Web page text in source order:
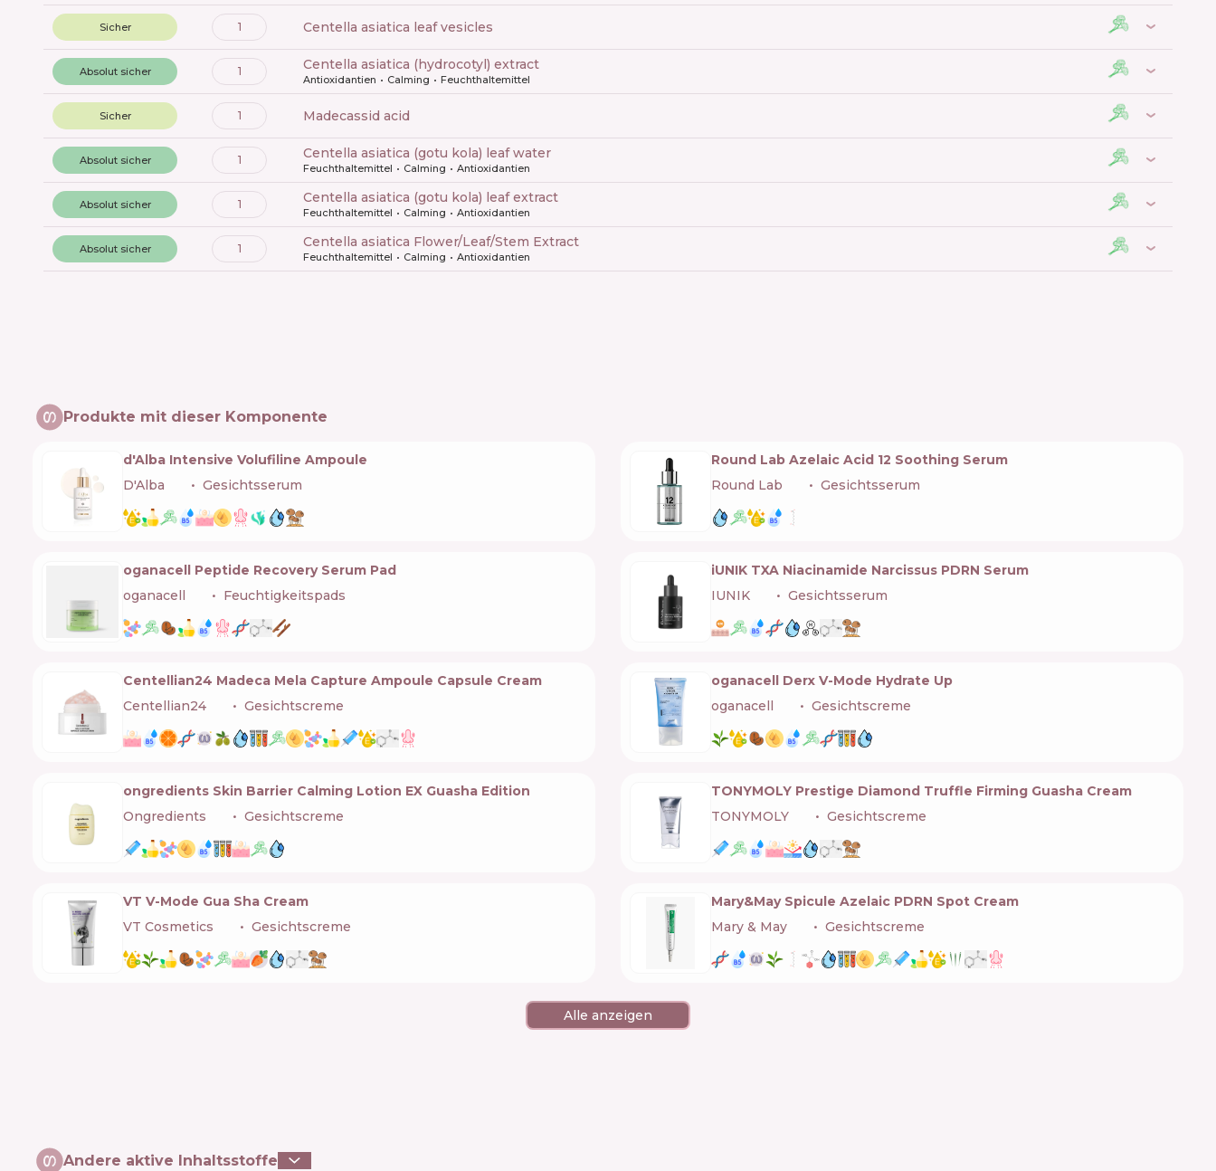
Sicher 1 centella asiatica leaf vesicles
Absolut sicher 1 centella asiatica (hydrocotyl) extract
Antioxidantien Calming Feuchthaltemittel
Sicher 1 madecassid acid
Absolut sicher 1 centella asiatica (gotu kola) leaf water
Feuchthaltemittel Calming Antioxidantien
Absolut sicher 1 centella asiatica (gotu kola) leaf extract
Feuchthaltemittel Calming Antioxidantien
Absolut sicher 1 centella asiatica Flower/​Leaf/​Stem Extract
Feuchthaltemittel Calming Antioxidantien
Produkte mit dieser Komponente
d'Alba Intensive Volufiline Ampoule
D'Alba
Gesichtsserum
Round Lab Azelaic Acid 12 Soothing Serum
Round Lab
Gesichtsserum
oganacell Peptide Recovery Serum Pad
oganacell
Feuchtigkeitspads
iUNIK TXA Niacinamide Narcissus PDRN Serum
IUNIK
Gesichtsserum
Centellian24 Madeca Mela Capture Ampoule Capsule Cream
Centellian24
Gesichtscreme
oganacell Derx V-Mode Hydrate Up
oganacell
Gesichtscreme
ongredients Skin Barrier Calming Lotion EX Guasha Edition
Ongredients
Gesichtscreme
TONYMOLY Prestige Diamond Truffle Firming Guasha Cream
TONYMOLY
Gesichtscreme
VT V-Mode Gua Sha Cream
VT Cosmetics
Gesichtscreme
Mary&May Spicule Azelaic PDRN Spot Cream
Mary & May
Gesichtscreme
Alle anzeigen
Andere aktive Inhaltsstoffe